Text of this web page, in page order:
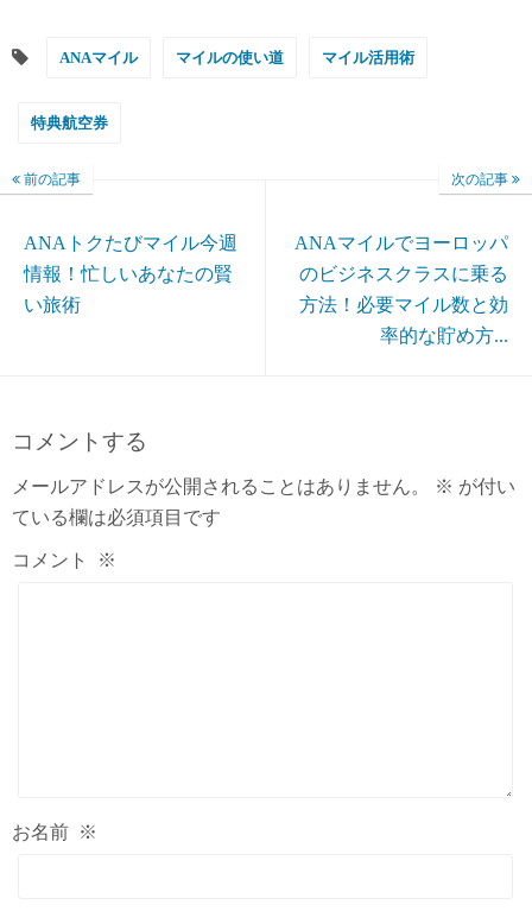
ANAマイル マイルの使い道 マイル活用術
特典航空券
前の記事
ANAトクたびマイル今週
情報！忙しいあなたの賢
い旅術
次の記事
ANAマイルでヨーロッパ
のビジネスクラスに乗る
方法！必要マイル数と効
率的な貯め方...
コメントする
メールアドレスが公開されることはありません。 ※ が付い
ている欄は必須項目です
コメント ※
お名前 ※